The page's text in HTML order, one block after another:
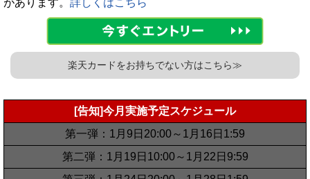
楽天カードをお持ちでない方はこちら≫
[告知]今月実施予定スケジュール
第一弾：1月9日20:00～1月16日1:59
第二弾：1月19日10:00～1月22日9:59